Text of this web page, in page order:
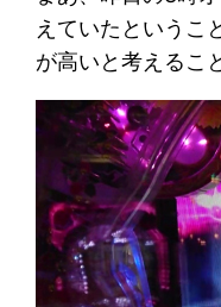
えていたというこ
が高いと考えるこ